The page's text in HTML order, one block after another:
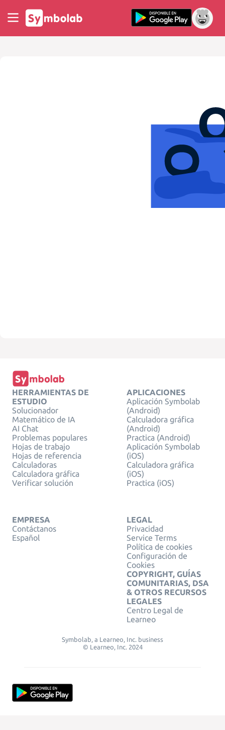
HERRAMIENTAS DE
ESTUDIO
Solucionador
Matemático de IA
AI Chat
Problemas populares
Hojas de trabajo
Hojas de referencia
Calculadoras
Calculadora gráfica
Verificar solución
APLICACIONES
Aplicación Symbolab
(Android)
Calculadora gráfica
(Android)
Practica (Android)
Aplicación Symbolab
(iOS)
Calculadora gráfica
(iOS)
Practica (iOS)
EMPRESA
Contáctanos
Español
LEGAL
Privacidad
Service Terms
Política de cookies
Configuración de
Cookies
COPYRIGHT, GUÍAS
COMUNITARIAS, DSA
& OTROS RECURSOS
LEGALES
Centro Legal de
Learneo
Symbolab, a Learneo, Inc. business
© Learneo, Inc. 2024